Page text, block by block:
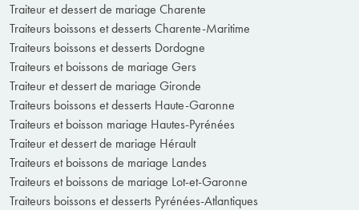
Traiteur et dessert de mariage Charente
Traiteurs boissons et desserts Charente-Maritime
Traiteurs boissons et desserts Dordogne
Traiteurs et boissons de mariage Gers
Traiteur et dessert de mariage Gironde
Traiteurs boissons et desserts Haute-Garonne
Traiteurs et boisson mariage Hautes-Pyrénées
Traiteur et dessert de mariage Hérault
Traiteurs et boissons de mariage Landes
Traiteurs et boissons de mariage Lot-et-Garonne
Traiteurs boissons et desserts Pyrénées-Atlantiques